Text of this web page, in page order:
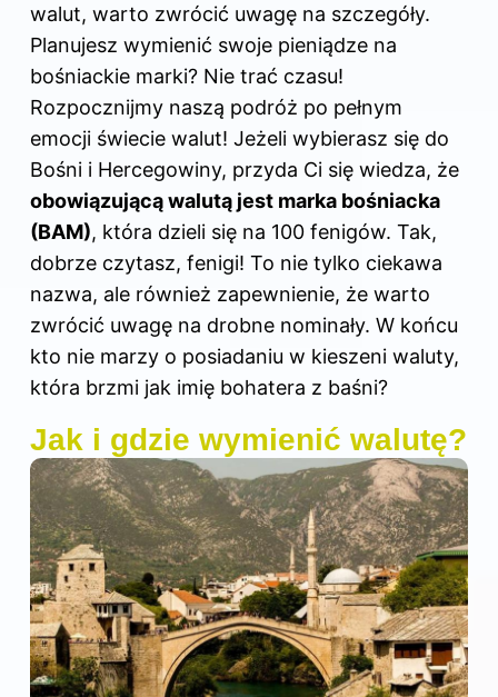
walut, warto zwrócić uwagę na szczegóły.
Planujesz wymienić swoje pieniądze na
bośniackie marki? Nie trać czasu!
Rozpocznijmy naszą podróż po pełnym
emocji świecie walut! Jeżeli wybierasz się do
Bośni i Hercegowiny, przyda Ci się wiedza, że
obowiązującą walutą jest marka bośniacka
(BAM), która dzieli się na 100 fenigów. Tak,
dobrze czytasz, fenigi! To nie tylko ciekawa
nazwa, ale również zapewnienie, że warto
zwrócić uwagę na drobne nominały. W końcu
kto nie marzy o posiadaniu w kieszeni waluty,
która brzmi jak imię bohatera z baśni?
Jak i gdzie wymienić walutę?